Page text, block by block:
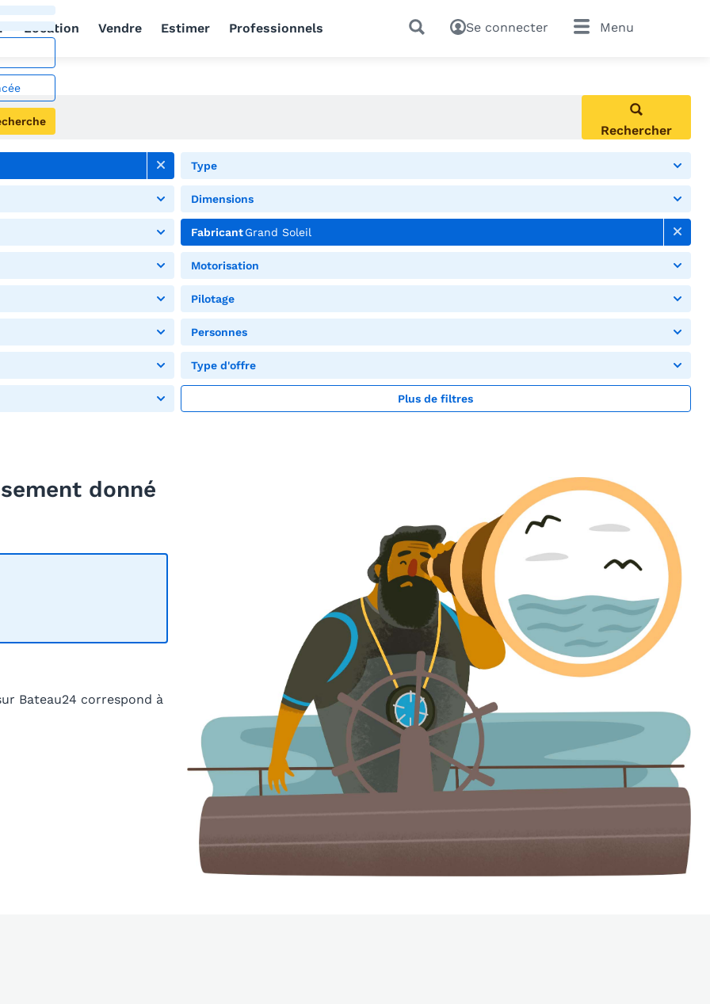
Location Vendre Estimer Professionnels Se connecter Menu
Rechercher
Type
Dimensions
FabricantGrand Soleil
Motorisation
Pilotage
Personnes
Type d'offre
Plus de filtres
donné
Bateau24 correspond à